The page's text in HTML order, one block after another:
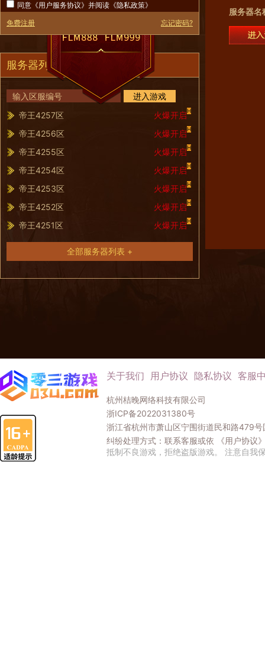
同意《用户服务协议》并阅读《隐私政策》
免费注册
忘记密码?
服务器列表
进入游戏
帝王4257区
火爆开启H
帝王4256区 火爆开启H
帝王4255区 火爆开启H
帝王4254区 火爆开启H
帝王4253区 火爆开启H
帝王4252区 火爆开启H
帝王4251区 火爆开启H
全部服务器列表 +
服务器名
关于我们 用户协议 隐私协议 客服
杭州桔晚网络科技有限公司
浙ICP备2022031380号
浙江省杭州市萧山区宁围街道民和路479
纠纷处理方式：联系客服或依
《用户协议
抵制不良游戏，拒绝盗版游戏。 注意自我